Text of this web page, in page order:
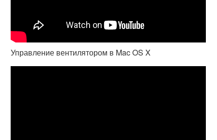
Управление вентилятором в Mac OS X